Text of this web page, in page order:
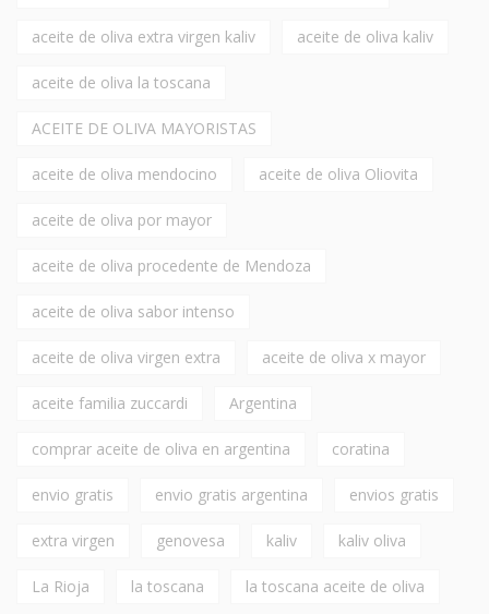
aceite de oliva extra virgen kaliv aceite de oliva kaliv
aceite de oliva la toscana
ACEITE DE OLIVA MAYORISTAS
aceite de oliva mendocino aceite de oliva Oliovita
aceite de oliva por mayor
aceite de oliva procedente de Mendoza
aceite de oliva sabor intenso
aceite de oliva virgen extra aceite de oliva x mayor
aceite familia zuccardi Argentina
comprar aceite de oliva en argentina coratina
envio gratis envio gratis argentina envios gratis
extra virgen genovesa kaliv kaliv oliva
La Rioja la toscana la toscana aceite de oliva